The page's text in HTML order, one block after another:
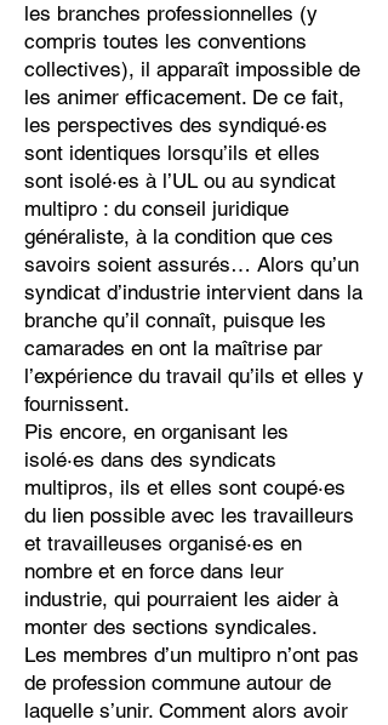
les branches professionnelles (y
compris toutes les conventions
collectives), il apparaît impossible de
les animer efficacement. De ce fait,
les perspectives des syndiqué·es
sont identiques lorsqu’ils et elles
sont isolé·es à l’UL ou au syndicat
multipro : du conseil juridique
généraliste, à la condition que ces
savoirs soient assurés… Alors qu’un
syndicat d’industrie intervient dans la
branche qu’il connaît, puisque les
camarades en ont la maîtrise par
l’expérience du travail qu’ils et elles y
fournissent.
Pis encore, en organisant les
isolé·es dans des syndicats
multipros, ils et elles sont coupé·es
du lien possible avec les travailleurs
et travailleuses organisé·es en
nombre et en force dans leur
industrie, qui pourraient les aider à
monter des sections syndicales.
Les membres d’un multipro n’ont pas
de profession commune autour de
laquelle s’unir. Comment alors avoir